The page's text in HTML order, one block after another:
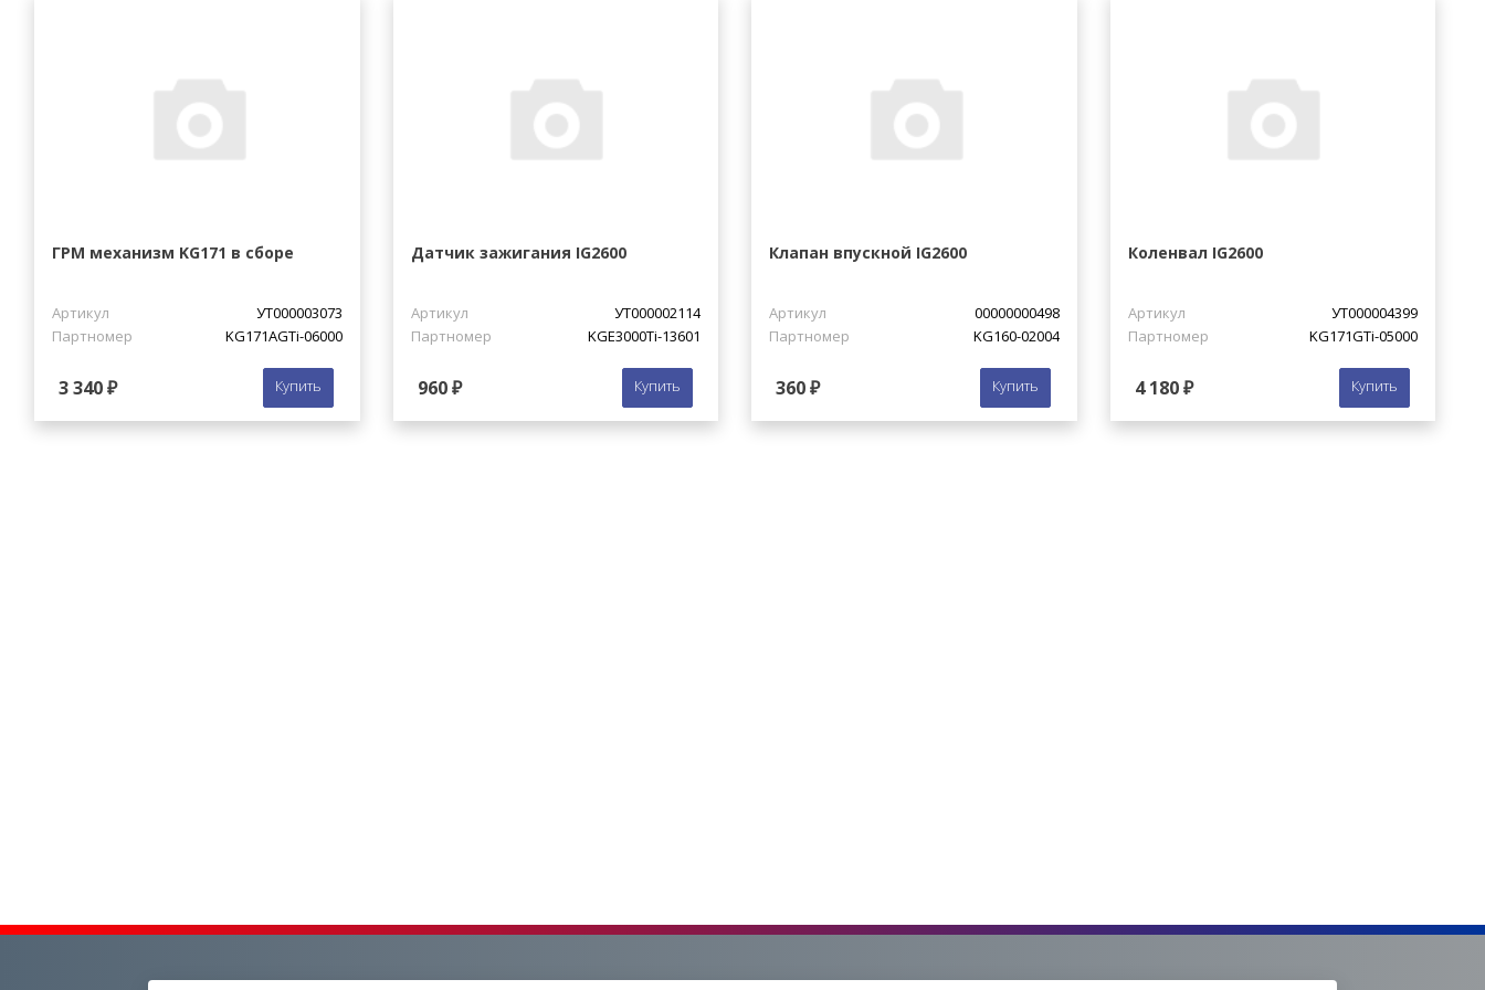
ГРМ механизм KG171 в сборе
Артикул
УТ000003073
Партномер
KG171AGTi-06000
3 340 ₽ Купить
Датчик зажигания IG2600
Артикул
УТ000002114
Партномер
KGE3000Ti-13601
960 ₽ Купить
Клапан впускной IG2600
Артикул
00000000498
Партномер
KG160-02004
360 ₽ Купить
Коленвал IG2600
Артикул
УТ000004399
Партномер
KG171GTi-05000
4 180 ₽ Купить